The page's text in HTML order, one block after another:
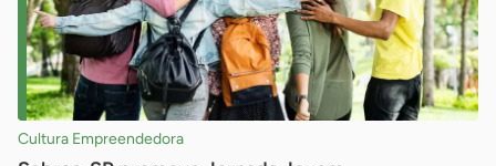
Cultura Empreendedora